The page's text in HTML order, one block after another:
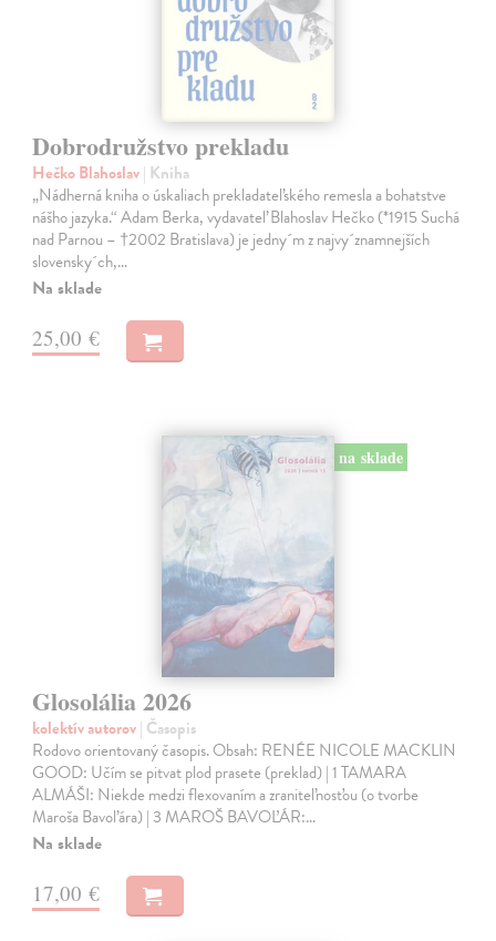
Dobrodružstvo prekladu
Hečko Blahoslav| Kniha
„Nádherná kniha o úskaliach prekladateľského remesla a bohatstve
nášho jazyka.“ Adam Berka, vydavateľ Blahoslav Hečko (*1915 Suchá
nad Parnou – †2002 Bratislava) je jedny´m z najvy´znamnejších
slovensky´ch,…
Na sklade
25,00 €
na sklade
Glosolália 2026
kolektív autorov| Časopis
Rodovo orientovaný časopis. Obsah: RENÉE NICOLE MACKLIN
GOOD: Učím se pitvat plod prasete (preklad) | 1 TAMARA
ALMÁŠI: Niekde medzi flexovaním a zraniteľnosťou (o tvorbe
Maroša Bavoľára) | 3 MAROŠ BAVOĽÁR:…
Na sklade
17,00 €